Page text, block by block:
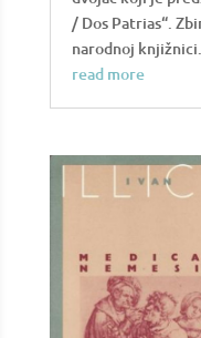
/ Dos Patrias“.
narodnoj
read more